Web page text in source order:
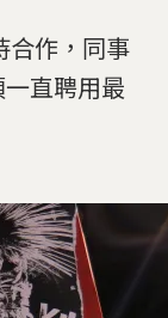
合作，同事
直聘用最